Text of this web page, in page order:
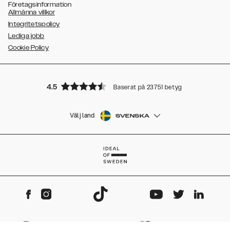
Företagsinformation
Allmänna villkor
Integritetspolicy
Lediga jobb
Cookie Policy
4.5 Baserat på 23751 betyg
Välj land SVENSKA